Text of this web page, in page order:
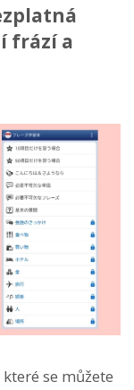
frází a
se můžete